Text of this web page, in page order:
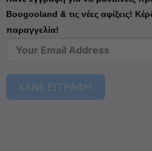
Boogooland & τις νέες αφίξεις!
παραγγελία!
ΚΑΝΕ ΕΓΓΡΑΦΗ